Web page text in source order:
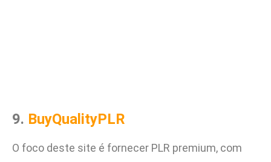
9. BuyQualityPLR
O foco deste site é fornecer PLR premium, com